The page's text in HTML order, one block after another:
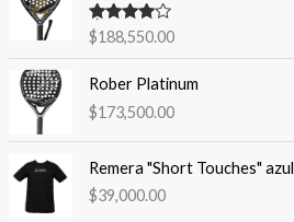
Valorado
con
4.00
$188,550.00
Rober Platinum
$173,500.00
Remera "Short Touches" azul
$39,000.00